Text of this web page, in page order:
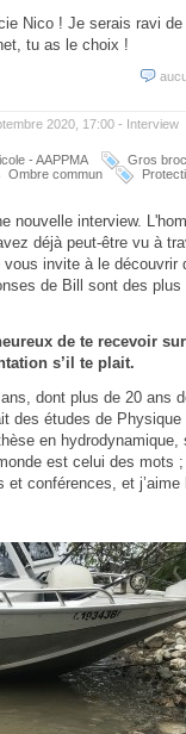
Nico ! Je serais ravi
tu as le choix !
2020, 17:00 - Interview
- AAPPMA
Gros
Ombre commun
nouvelle interview.
déjà peut-être vu à
invite à le découvrir
de Bill sont des
de te recevoir
s’il te plait.
dont plus de 20 ans
des études de
en
est celui des mots
conférences, et j’aime